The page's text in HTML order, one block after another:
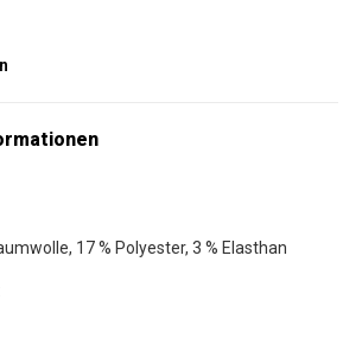
17 % Polyester, 3 % Elasthan